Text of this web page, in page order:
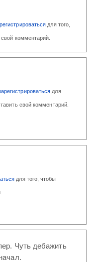
для того,
комментарий.
для
свой комментарий.
для того, чтобы
Чуть дебажить